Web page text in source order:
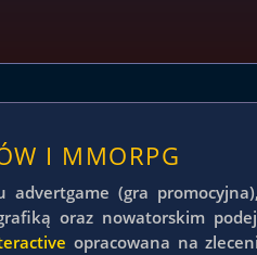
I MMORPG
(gra
oraz nowatorskim
opracowana na